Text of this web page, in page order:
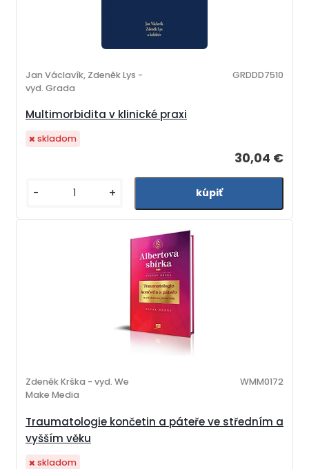
Multimorbidita v klinické praxi
Jan Václavík, Zdeněk Lys -
vyd. Grada
GRDDD7510
30,04 €
skladom
- +
Traumatologie končetin a páteře ve středním a
vyšším věku
Zdeněk Krška - vyd. We
Make Media
WMM0172
skladom